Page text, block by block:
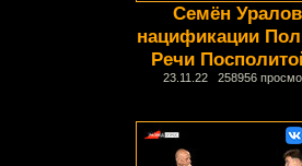
Семён
нацификации
Речи
23.11.22 258956